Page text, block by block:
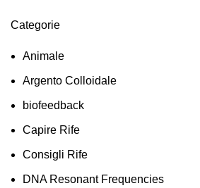
Categorie
Animale
Argento Colloidale
biofeedback
Capire Rife
Consigli Rife
DNA Resonant Frequencies